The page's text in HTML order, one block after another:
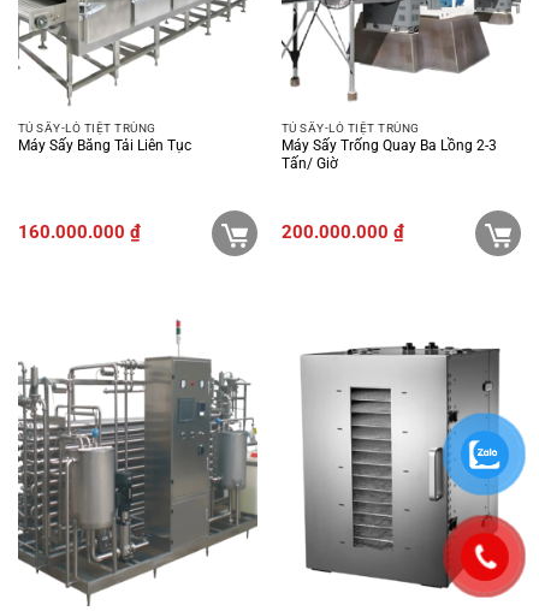
TỦ SẤY-LÒ TIỆT TRÙNG
Máy Sấy Băng Tải Liên Tục
160.000.000 ₫
TỦ SẤY-LÒ TIỆT TRÙNG
Máy Sấy Trống Quay Ba Lồng 2-3
Tấn/ Giờ
200.000.000 ₫